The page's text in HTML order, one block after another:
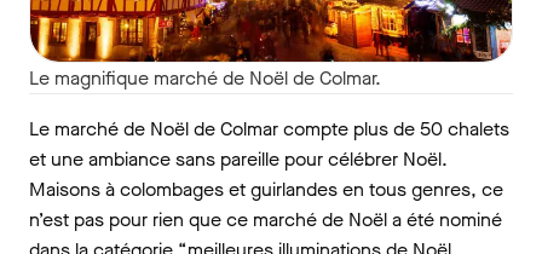
Le magnifique marché de Noël de Colmar.
Le marché de Noël de Colmar compte plus de 50 chalets
et une ambiance sans pareille pour célébrer Noël.
Maisons à colombages et guirlandes en tous genres, ce
n’est pas pour rien que ce marché de Noël a été nominé